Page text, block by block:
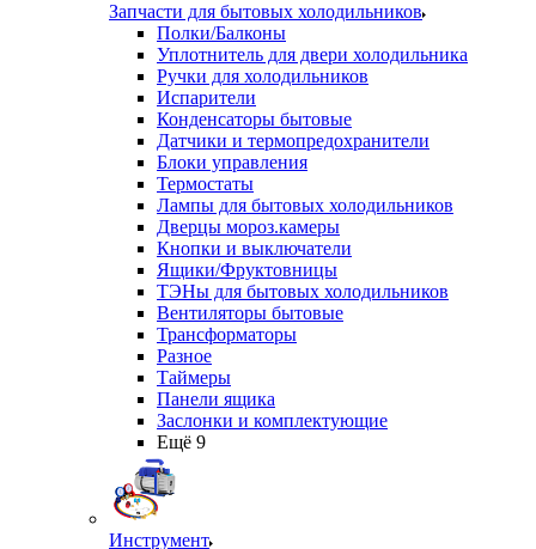
Запчасти для бытовых холодильников
Полки/Балконы
Уплотнитель для двери холодильника
Ручки для холодильников
Испарители
Конденсаторы бытовые
Датчики и термопредохранители
Блоки управления
Термостаты
Лампы для бытовых холодильников
Дверцы мороз.камеры
Кнопки и выключатели
Ящики/Фруктовницы
ТЭНы для бытовых холодильников
Вентиляторы бытовые
Трансформаторы
Разное
Таймеры
Панели ящика
Заслонки и комплектующие
Ещё 9
Инструмент